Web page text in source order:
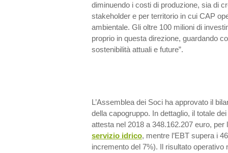
diminuendo i costi di produzione, sia di
stakeholder e per territorio in cui CAP
ambientale. Gli oltre 100 milioni di
proprio in questa direzione, guardando
sostenibilità attuali e future”.
L’Assemblea dei Soci ha approvato il
della capogruppo. In dettaglio, il totale
attesta nel 2018 a 348.162.207 euro, per
servizio idrico, mentre l’EBT supera i
incremento del 7%). Il risultato operativo